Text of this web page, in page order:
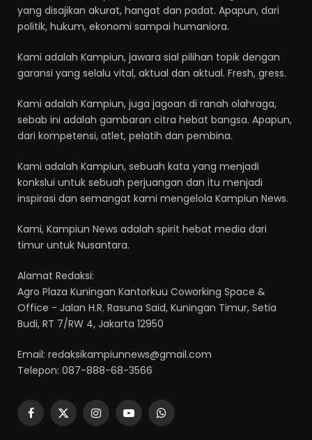
yang disajikan akurat, hangat dan padat. Apapun, dari
politik, hukum, ekonomi sampai humaniora.
Kami adalah Kampiun, jawara sial pilihan topik dengan
garansi yang selalu vital, aktual dan aktual. Fresh, gress.
Kami adalah Kampiun, juga jagoan di ranah olahraga,
sebab ini adalah gambaran citra hebat bangsa. Apapun,
dari kompetensi, atlet, pelatih dan pembina.
Kami adalah Kampiun, sebuah kata yang menjadi
konkslui untuk sebuah perjuangan dan itu menjadi
inspirasi dan semangat kami mengelola Kampiun News.
Kami, Kampiun News adalah spirit hebat media dari
timur untuk Nusantara.
Alamat Redaksi:
Agro Plaza Kuningan Kantorkuu Coworking Space &
Office - Jalan H.R. Rasuna Said, Kuningan Timur, Setia
Budi, RT 7/RW 4, Jakarta 12950
Email: redaksikampiunnews@gmail.com
Telepon: 087-888-68-3566
Facebook
X
InstagramYouTubeWhatsApp